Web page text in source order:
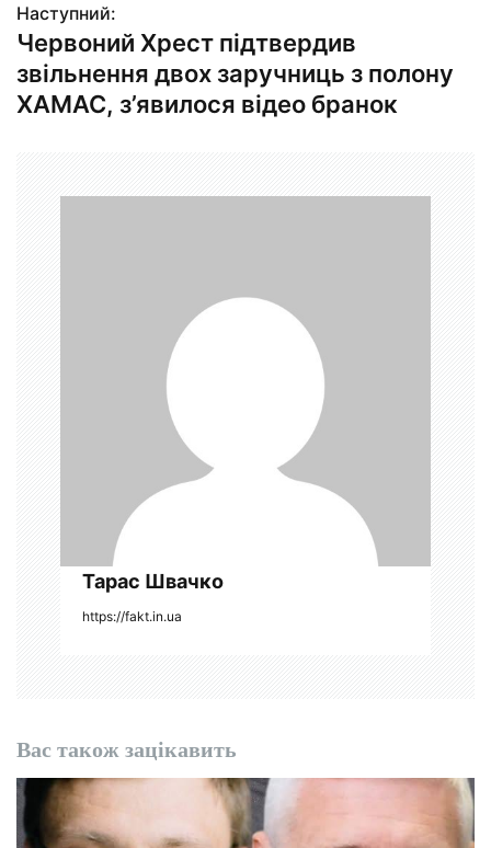
і
г
а
Наступний:
Червоний Хрест підтвердив
звільнення двох заручниць з полону
ХАМАС, з’явилося відео бранок
Тарас Швачко
https://fakt.in.ua
Вас також зацікавить